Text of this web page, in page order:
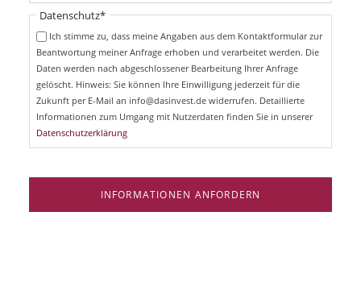
f
i
Pflichtfeld
Datenschutz*
Ich stimme zu, dass meine Angaben aus dem Kontaktformular zur
Beantwortung meiner Anfrage erhoben und verarbeitet werden. Die
Daten werden nach abgeschlossener Bearbeitung Ihrer Anfrage
gelöscht. Hinweis: Sie können Ihre Einwilligung jederzeit für die
Zukunft per E-Mail an info@dasinvest.de widerrufen. Detaillierte
Informationen zum Umgang mit Nutzerdaten finden Sie in unserer
Datenschutzerklärung
INFORMATIONEN ANFORDERN